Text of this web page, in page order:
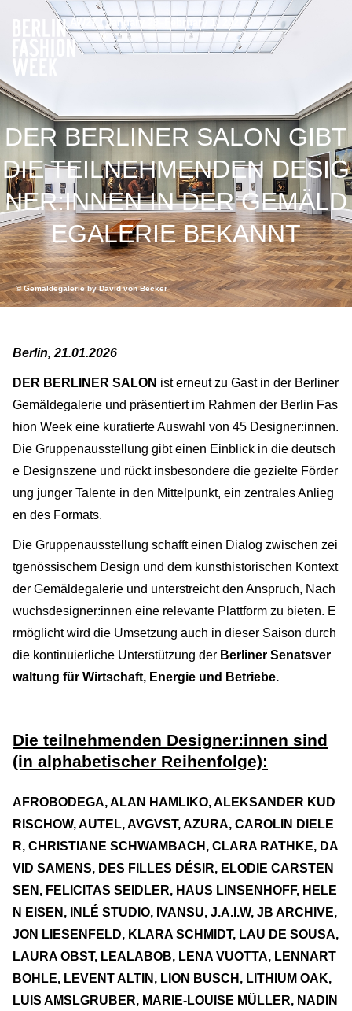
AW27 / January 29–February 1, 2027
DER BERLINER SALON GIBT
DIE TEILNEHMENDEN DESIG
NER:INNEN IN DER GEMÄLD
EGALERIE BEKANNT
© Gemäldegalerie by David von Becker
Berlin, 21.01.2026
DER BERLINER SALON ist erneut zu Gast in der Berliner
Gemäldegalerie und präsentiert im Rahmen der Berlin Fas
hion Week eine kuratierte Auswahl von 45 Designer:innen.
Die Gruppenausstellung gibt einen Einblick in die deutsch
e Designszene und rückt insbesondere die gezielte Förder
ung junger Talente in den Mittelpunkt, ein zentrales Anlieg
en des Formats.
Die Gruppenausstellung schafft einen Dialog zwischen zei
tgenössischem Design und dem kunsthistorischen Kontext
der Gemäldegalerie und unterstreicht den Anspruch, Nach
wuchsdesigner:innen eine relevante Plattform zu bieten. E
rmöglicht wird die Umsetzung auch in dieser Saison durch
die kontinuierliche Unterstützung der Berliner Senatsver
waltung für Wirtschaft, Energie und Betriebe.
Die teilnehmenden Designer:innen sind
(in alphabetischer Reihenfolge):
AFROBODEGA, ALAN HAMLIKO, ALEKSANDER KUD
RISCHOW, AUTEL, AVGVST, AZURA, CAROLIN DIELE
R, CHRISTIANE SCHWAMBACH, CLARA RATHKE, DA
VID SAMENS, DES FILLES DÉSIR, ELODIE CARSTEN
SEN, FELICITAS SEIDLER, HAUS LINSENHOFF, HELE
N EISEN, INLÉ STUDIO, IVANSU, J.A.I.W, JB ARCHIVE,
JON LIESENFELD, KLARA SCHMIDT, LAU DE SOUSA,
LAURA OBST, LEALABOB, LENA VUOTTA, LENNART
BOHLE, LEVENT ALTIN, LION BUSCH, LITHIUM OAK,
LUIS AMSLGRUBER, MARIE-LOUISE MÜLLER, NADIN